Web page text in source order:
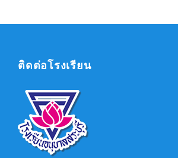
ติดต่อโรงเรียน